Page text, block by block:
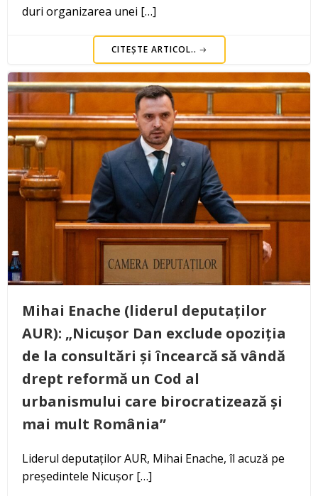
duri organizarea unei […]
CITEȘTE ARTICOL..
Mihai Enache (liderul deputaților
AUR): „Nicușor Dan exclude opoziția
de la consultări și încearcă să vândă
drept reformă un Cod al
urbanismului care birocratizează și
mai mult România”
Liderul deputaților AUR, Mihai Enache, îl acuză pe
președintele Nicușor […]